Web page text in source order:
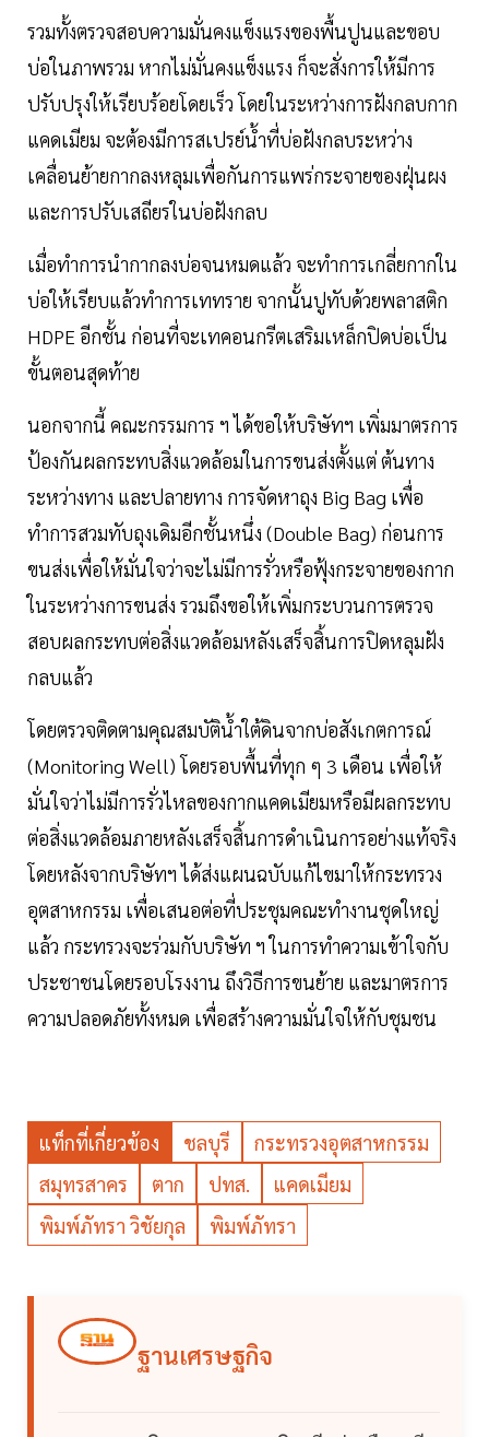
รวมทั้งตรวจสอบความมั่นคงแข็งแรงของพื้นปูนและขอบ
บ่อในภาพรวม หากไม่มั่นคงแข็งแรง ก็จะสั่งการให้มีการ
ปรับปรุงให้เรียบร้อยโดยเร็ว โดยในระหว่างการฝังกลบกาก
แคดเมียม จะต้องมีการสเปรย์น้ำที่บ่อฝังกลบระหว่าง
เคลื่อนย้ายกากลงหลุมเพื่อกันการแพร่กระจายของฝุ่นผง
และการปรับเสถียรในบ่อฝังกลบ
เมื่อทำการนำกากลงบ่อจนหมดแล้ว จะทำการเกลี่ยกากใน
บ่อให้เรียบแล้วทำการเททราย จากนั้นปูทับด้วยพลาสติก
HDPE อีกชั้น ก่อนที่จะเทคอนกรีตเสริมเหล็กปิดบ่อเป็น
ขั้นตอนสุดท้าย
นอกจากนี้ คณะกรรมการ ฯ ได้ขอให้บริษัทฯ เพิ่มมาตรการ
ป้องกันผลกระทบสิ่งแวดล้อมในการขนส่งตั้งแต่ ต้นทาง
ระหว่างทาง และปลายทาง การจัดหาถุง Big Bag เพื่อ
ทำการสวมทับถุงเดิมอีกชั้นหนึ่ง (Double Bag) ก่อนการ
ขนส่งเพื่อให้มั่นใจว่าจะไม่มีการรั่วหรือฟุ้งกระจายของกาก
ในระหว่างการขนส่ง รวมถึงขอให้เพิ่มกระบวนการตรวจ
สอบผลกระทบต่อสิ่งแวดล้อมหลังเสร็จสิ้นการปิดหลุมฝัง
กลบแล้ว
โดยตรวจติดตามคุณสมบัติน้ำใต้ดินจากบ่อสังเกตการณ์
(Monitoring Well) โดยรอบพื้นที่ทุก ๆ 3 เดือน เพื่อให้
มั่นใจว่าไม่มีการรั่วไหลของกากแคดเมียมหรือมีผลกระทบ
ต่อสิ่งแวดล้อมภายหลังเสร็จสิ้นการดำเนินการอย่างแท้จริง
โดยหลังจากบริษัทฯ ได้ส่งแผนฉบับแก้ไขมาให้กระทรวง
อุตสาหกรรม เพื่อเสนอต่อที่ประชุมคณะทำงานชุดใหญ่
แล้ว กระทรวงจะร่วมกับบริษัท ฯ ในการทำความเข้าใจกับ
ประชาชนโดยรอบโรงงาน ถึงวิธีการขนย้าย และมาตรการ
ความปลอดภัยทั้งหมด เพื่อสร้างความมั่นใจให้กับชุมชน
แท็กที่เกี่ยวข้อง ชลบุรี
กระทรวงอุตสาหกรรม
สมุทรสาคร
ตาก ปทส.
แคดเมียม
พิมพ์ภัทรา วิชัยกุล
พิมพ์ภัทรา
ฐานเศรษฐกิจ